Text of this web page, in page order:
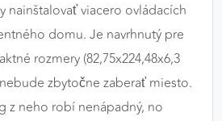
nainštalovať viacero ovládacích
domu. Je navrhnutý pre
rozmery (82,75x224,48x6,3
zbytočne zaberať miesto.
z neho robí nenápadný, no